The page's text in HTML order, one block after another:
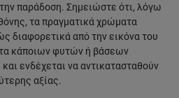
παράδοση. Σημειώστε ότι, λόγω
τα πραγματικά χρώματα
διαφορετικά από την εικόνα του
κάποιων φυτών ή βάσεων
ενδέχεται να αντικατασταθούν
αξίας.